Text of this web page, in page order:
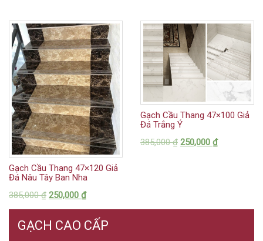
Gạch Cầu Thang 47×120 Giả
Đá Nâu Tây Ban Nha
385,000₫ 250,000 ₫
Gạch Cầu Thang 47×100 Giả
Đá Trắng Ý
385,000₫ 250,000 ₫
GẠCH CAO CẤP